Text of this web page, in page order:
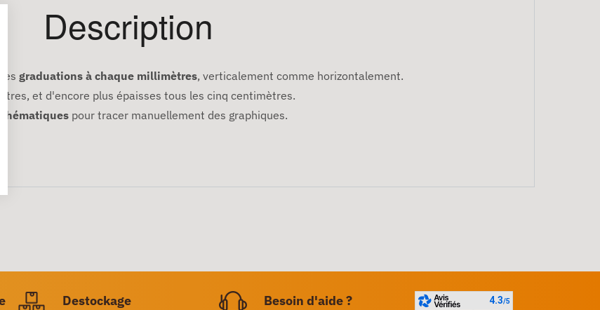
Description
graduations à chaque millimètres, verticalement comme horizontalement.
et d'encore plus épaisses tous les cinq centimètres.
pour tracer manuellement des graphiques.
Destockage Besoin d'aide ?